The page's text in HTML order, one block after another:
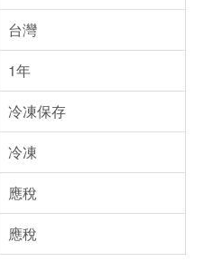
台灣
1年
冷凍保存
冷凍
應稅
應稅